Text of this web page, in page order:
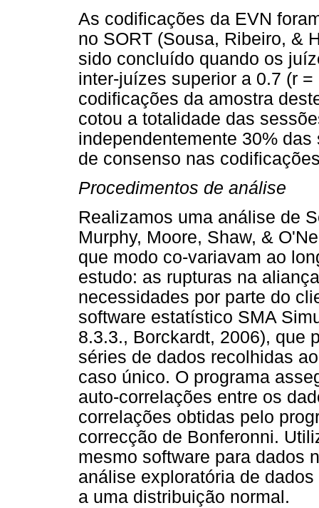
As codificações da EVN
no SORT (Sousa, Ribeiro, &
sido concluído quando os
inter-juízes superior a 0.7 (r
codificações da amostra
cotou a totalidade das
independentemente 30%
de consenso nas
Procedimentos de análise
Realizamos uma análise de
Murphy, Moore, Shaw, &
que modo co-variavam ao
estudo: as rupturas na
necessidades por parte do
software estatístico SMA
8.3.3., Borckardt, 2006), que
séries de dados recolhidas
caso único. O programa
auto-correlações entre os
correlações obtidas pelo
correcção de Bonferonni.
mesmo software para dados
análise exploratória de
a uma distribuição normal.